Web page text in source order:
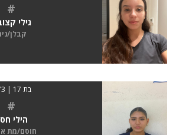
#
גילי
קבלן/
בת 17 | 1.73
#
הילי
חוסם/מת